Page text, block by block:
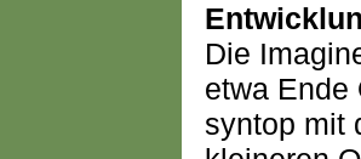
Die
etwa Ende
syntop mit